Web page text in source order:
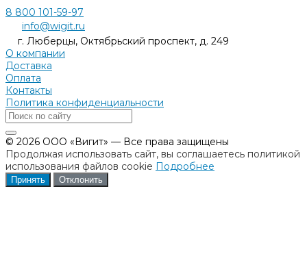
8 800 101-59-97
info@wigit.ru
г. Люберцы, Октябрьский проспект, д. 249
О компании
Доставка
Оплата
Контакты
Политика конфиденциальности
© 2026 ООО «Вигит» — Все права защищены
Продолжая использовать сайт, вы соглашаетесь политикой
использования файлов cookie Подробнее
Принять Отклонить